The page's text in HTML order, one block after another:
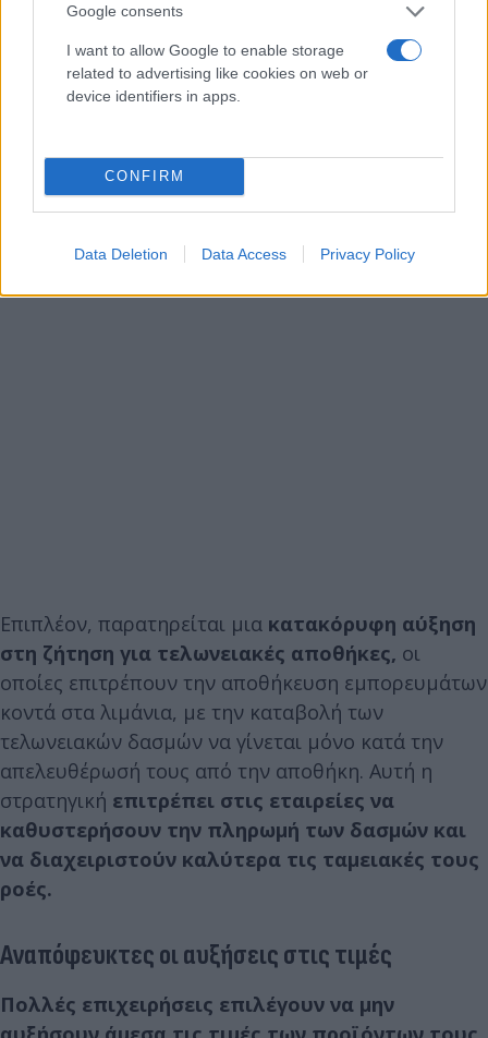
Google consents
I want to allow Google to enable storage
related to advertising like cookies on web or
device identifiers in apps.
CONFIRM
Data Deletion Data Access Privacy Policy
Επιπλέον, παρατηρείται μια κατακόρυφη αύξηση
στη ζήτηση για τελωνειακές αποθήκες, οι
οποίες επιτρέπουν την αποθήκευση εμπορευμάτων
κοντά στα λιμάνια, με την καταβολή των
τελωνειακών δασμών να γίνεται μόνο κατά την
απελευθέρωσή τους από την αποθήκη. Αυτή η
στρατηγική επιτρέπει στις εταιρείες να
καθυστερήσουν την πληρωμή των δασμών και
να διαχειριστούν καλύτερα τις ταμειακές τους
ροές.
Αναπόφευκτες οι αυξήσεις στις τιμές
Πολλές επιχειρήσεις επιλέγουν να μην